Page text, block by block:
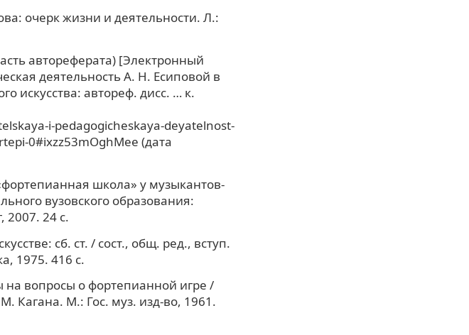
очерк жизни и деятельности. Л.:
автореферата) [Электронный
деятельность А. Н. Есиповой в
искусства: автореф. дисс. … к.
i-pedagogicheskaya-deyatelnost-
0#ixzz53mOghMee (дата
школа» у музыкантов-
вузовского образования:
2007. 24 с.
сб. ст. / сост., общ. ред., вступ.
1975. 416 с.
вопросы о фортепианной игре /
Кагана. М.: Гос. муз. изд-во, 1961.